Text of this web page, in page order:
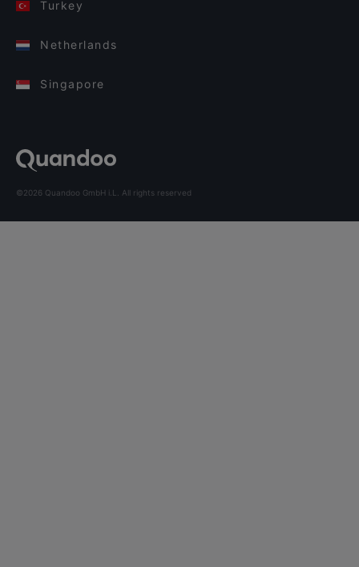
Turkey
Netherlands
Singapore
©2026 Quandoo GmbH i.L. All rights reserved